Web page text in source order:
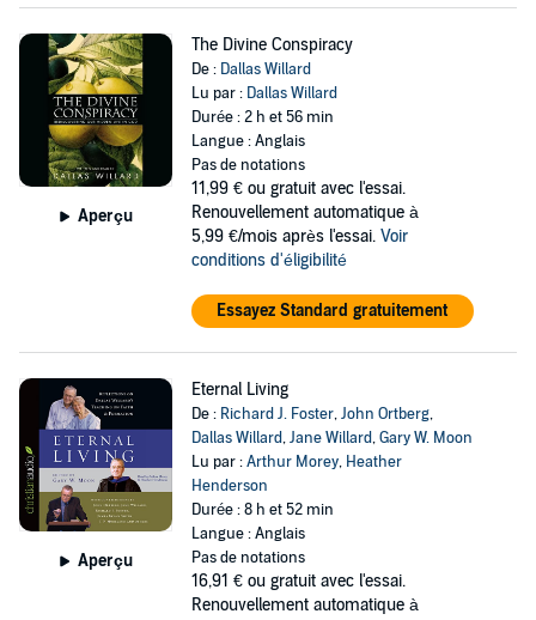
Aperçu
The Divine Conspiracy
De : Dallas Willard
Lu par : Dallas Willard
Durée : 2 h et 56 min
Langue : Anglais
Pas de notations
11,99 € ou gratuit avec l'essai.
Renouvellement automatique à
5,99 €/mois après l'essai. Voir
conditions d'éligibilité
Essayez Standard gratuitement
Aperçu
Eternal Living
De : Richard J. Foster,John Ortberg,
Dallas Willard,Jane Willard,Gary W. Moon
Lu par :Arthur Morey, Heather
Henderson
Durée : 8 h et 52 min
Langue : Anglais
Pas de notations
16,91 € ou gratuit avec l'essai.
Renouvellement automatique à